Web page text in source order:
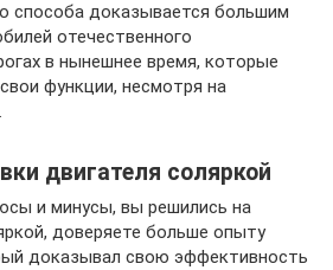
способа доказывается большим
отечественного
в нынешнее время, которые
функции, несмотря на
двигателя соляркой
и минусы, вы решились на
доверяете больше опыту
доказывал свою эффективность